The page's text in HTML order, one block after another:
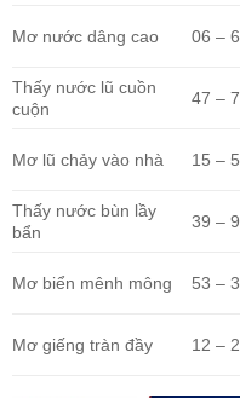
Mơ nước dâng cao 06 –
Thấy nước lũ cuồn
cuộn
47 –
Mơ lũ chảy vào nhà 15 –
Thấy nước bùn lầy
bẩn
39 –
Mơ biển mênh mông 53 –
Mơ giếng tràn đầy 12 –